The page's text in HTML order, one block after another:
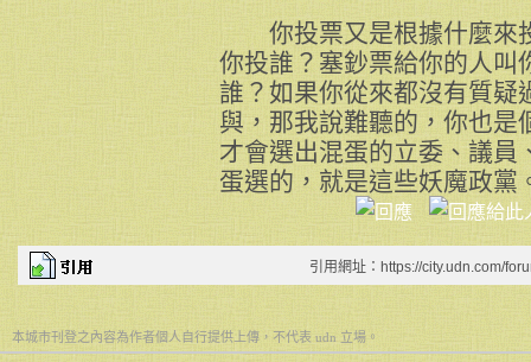
你投票又是根據什麼來
你投誰？塞鈔票給你的人叫
誰？如果你從來都沒有質疑
與，那我說難聽的，你也是
才會選出混蛋的立委、議員
蛋選的，就是這些妖魔政黨
引用網址：https://city.udn.com/
本城市刊登之內容為作者個人自行提供上傳，不代表 udn 立場。